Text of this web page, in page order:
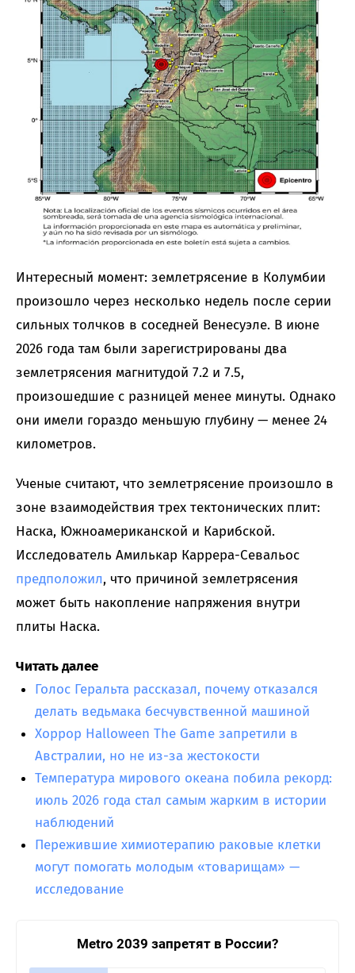
Интересный момент: землетрясение в Колумбии
произошло через несколько недель после серии
сильных толчков в соседней Венесуэле. В июне
2026 года там были зарегистрированы два
землетрясения магнитудой 7.2 и 7.5,
произошедшие с разницей менее минуты. Однако
они имели гораздо меньшую глубину — менее 24
километров.
Ученые считают, что землетрясение произошло в
зоне взаимодействия трех тектонических плит:
Наска, Южноамериканской и Карибской.
Исследователь Амилькар Каррера-Севальос
предположил, что причиной землетрясения
может быть накопление напряжения внутри
плиты Наска.
Читать далее
Голос Геральта рассказал, почему отказался
делать ведьмака бесчувственной машиной
Хоррор Halloween The Game запретили в
Австралии, но не из-за жестокости
Температура мирового океана побила рекорд:
июль 2026 года стал самым жарким в истории
наблюдений
Пережившие химиотерапию раковые клетки
могут помогать молодым «товарищам» —
исследование
Metro 2039 запретят в России?